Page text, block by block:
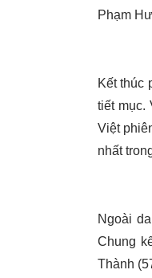
Phạm
Kết thúc
tiết mục.
Việt
nhất
Ngoài
Chung
Thành